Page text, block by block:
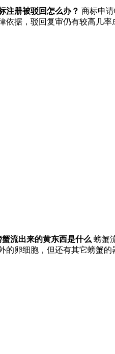
注册被驳回怎么办？ 商标申
据，驳回复审仍有较高几
蟹流出来的黄东西是什么 螃蟹
卵细胞，但还有其它螃蟹